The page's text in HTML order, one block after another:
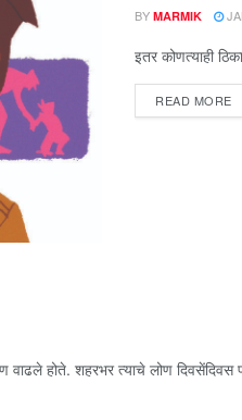
BY MARMIK
इतर कोणत्याही
READ MORE
होते. शहरभर त्याचे लोण